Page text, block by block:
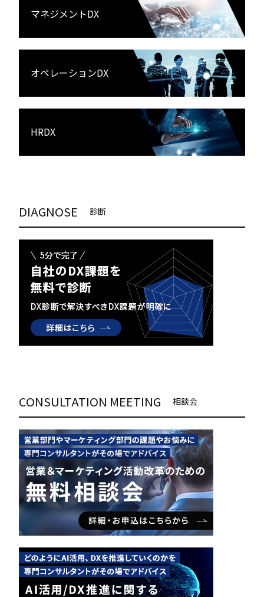
マネジメントDX
オペレーションDX
HRDX
DIAGNOSE 診断
CONSULTATION MEETING 相談会